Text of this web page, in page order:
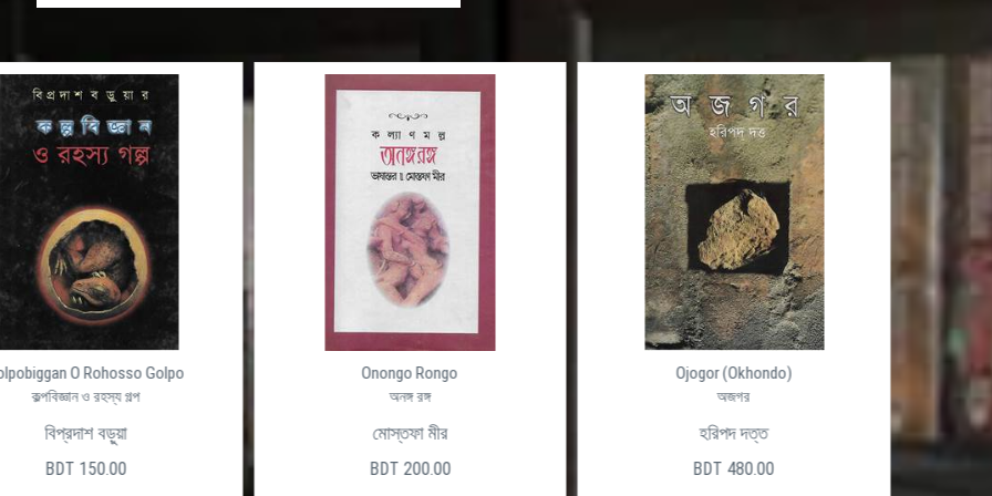
O Rohosso Golpo
কল্পবিজ্ঞান ও রহস্য গল্প
বিপ্রদাশ বড়ুয়া
BDT 150.00
Onongo Rongo
অনঙ্গ রঙ্গ
মোস্তফা মীর
BDT 200.00
Ojogor (Okhondo)
অজগর
হরিপদ দত্ত
BDT 480.00